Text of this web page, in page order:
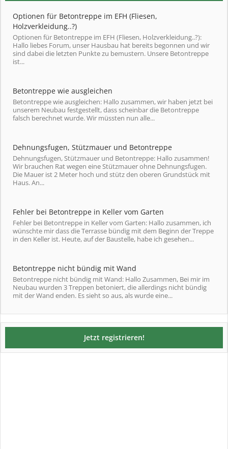
Optionen für Betontreppe im EFH (Fliesen,
Holzverkleidung..?)
Optionen für Betontreppe im EFH (Fliesen, Holzverkleidung..?):
Hallo liebes Forum, unser Hausbau hat bereits begonnen und wir
sind dabei die letzten Punkte zu bemustern. Unsere Betontreppe
ist...
Betontreppe wie ausgleichen
Betontreppe wie ausgleichen: Hallo zusammen, wir haben jetzt bei
unserem Neubau festgestellt, dass scheinbar die Betontreppe
falsch berechnet wurde. Wir müssten nun alle...
Dehnungsfugen, Stützmauer und Betontreppe
Dehnungsfugen, Stützmauer und Betontreppe: Hallo zusammen!
Wir brauchen Rat wegen eine Stützmauer ohne Dehnungsfugen.
Die Mauer ist 2 Meter hoch und stütz den oberen Grundstück mit
Haus. An...
Fehler bei Betontreppe in Keller vom Garten
Fehler bei Betontreppe in Keller vom Garten: Hallo zusammen, ich
wünschte mir dass die Terrasse bündig mit dem Beginn der Treppe
in den Keller ist. Heute, auf der Baustelle, habe ich gesehen...
Betontreppe nicht bündig mit Wand
Betontreppe nicht bündig mit Wand: Hallo Zusammen, Bei mir im
Neubau wurden 3 Treppen betoniert, die allerdings nicht bündig
mit der Wand enden. Es sieht so aus, als wurde eine...
Jetzt registrieren!